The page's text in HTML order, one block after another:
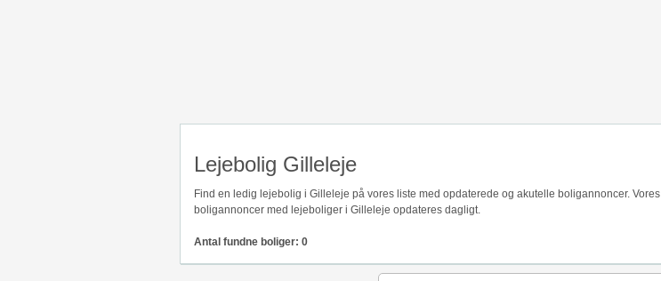
Lejebolig Gilleleje
Find en ledig lejebolig i Gilleleje på vores liste med opdaterede og akutelle boligannoncer. Vores
boligannoncer med lejeboliger i Gilleleje opdateres dagligt.
Antal fundne boliger: 0